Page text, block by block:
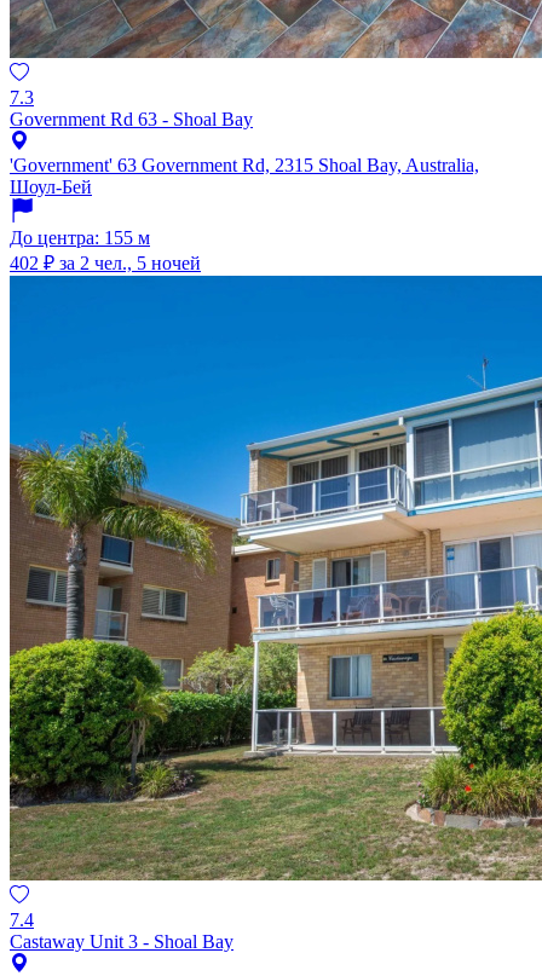
7.3
Government Rd 63 - Shoal Bay
'Government' 63 Government Rd, 2315 Shoal Bay, Australia,
Шоул-Бей
До центра: 155 м
402 ₽ за 2 чел., 5 ночей
7.4
Castaway Unit 3 - Shoal Bay